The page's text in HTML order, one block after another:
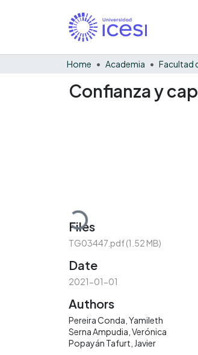
Home Academia
Confianza y
Loading...
Files
TG03447.pdf(1.52 MB)
Date
2021-01-01
Authors
Pereira Conda, Yamileth
Serna Ampudia, Verónica
Popayán Tafurt, Javier